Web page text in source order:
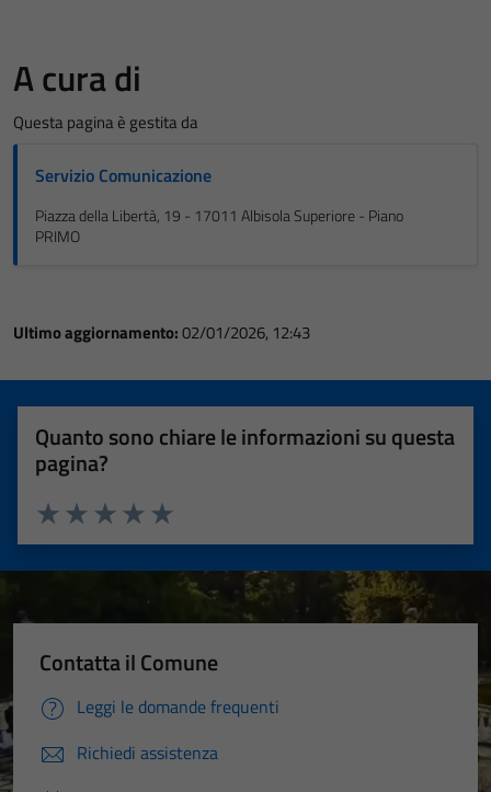
A cura di
Questa pagina è gestita da
Servizio Comunicazione
Piazza della Libertà, 19 - 17011 Albisola Superiore - Piano
PRIMO
Ultimo aggiornamento:02/01/2026, 12:43
Quanto sono chiare le informazioni su questa
pagina?
Valuta 5 stelle su 5
Valuta 4 stelle su 5
Valuta 3 stelle su 5
Valuta 2 stelle su 5
Valuta 1 stelle su 5
Contatta il Comune
Leggi le domande frequenti
Richiedi assistenza